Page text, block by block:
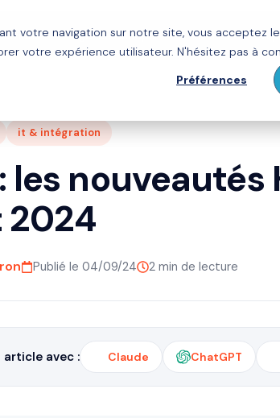
votre navigation sur notre site, vous
votre expérience utilisateur. N'hésitez pas à
Préférences
Agence HubSpot Clients À
it & intégration
les nouveautés
2024
Publié le 04/09/24 2 min de lecture
article avec : Claude ChatGPT